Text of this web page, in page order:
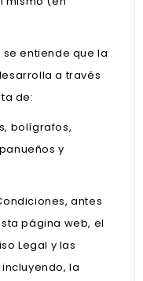
entiende que la
a través
de:
bolígrafos,
y
antes
página web, el
Legal y las
la